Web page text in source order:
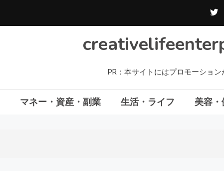
PR：本サイトにはプロモーショ
マネー・資産・副業 生活・ライフ 美容・